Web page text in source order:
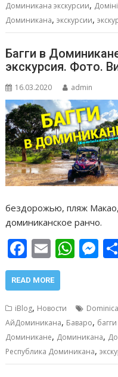
k p er
Доминикана экскурсии,
Доминикана,экскурсии,
Багги в
экскурсия. Фото.
16.03.2020 admin
бездорожью, пляж
доминиканское ранчо.
F
ac
e
b
o
o
k
E
m
ai
l
W
h
s
A
p
p
M
e
e
n
g
er
READ MORE
iBlog, Новости
АйДоминикана, Баваро,
Доминикане, Доминикана,
Республика Доминикана,